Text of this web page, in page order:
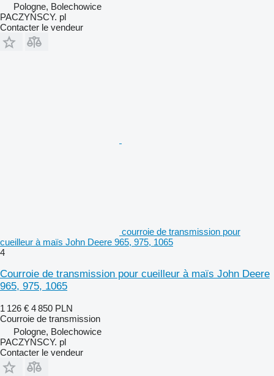
Pologne, Bolechowice
PACZYŃSCY. pl
Contacter le vendeur
courroie de transmission pour
cueilleur à maïs John Deere 965, 975, 1065
4
Courroie de transmission pour cueilleur à maïs John Deere
965, 975, 1065
1 126 € 4 850 PLN
Courroie de transmission
Pologne, Bolechowice
PACZYŃSCY. pl
Contacter le vendeur